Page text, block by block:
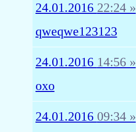
24.01.2016 22:24 »
qweqwe123123
24.01.2016 14:56 »
oxo
24.01.2016 09:34 »